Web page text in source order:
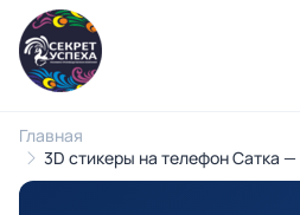
Главная
3D стикеры на телефон Сатка